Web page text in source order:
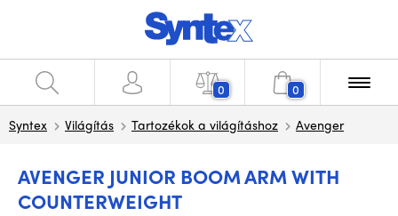
0 0
Syntex Világítás Tartozékok a világításhoz Avenger
AVENGER JUNIOR BOOM ARM WITH
COUNTERWEIGHT